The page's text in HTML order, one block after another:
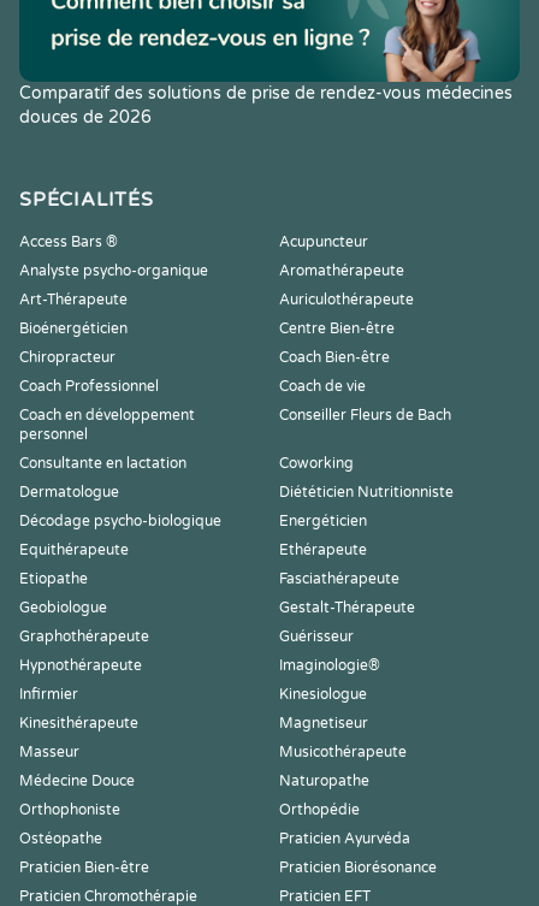
Comparatif des solutions de prise de rendez-vous médecines
douces de 2026
SPÉCIALITÉS
Access Bars ®
Acupuncteur
Analyste psycho-organique
Aromathérapeute
Art-Thérapeute
Auriculothérapeute
Bioénergéticien
Centre Bien-être
Chiropracteur
Coach Bien-être
Coach Professionnel
Coach de vie
Coach en développement
personnel
Conseiller Fleurs de Bach
Consultante en lactation
Coworking
Dermatologue
Diététicien Nutritionniste
Décodage psycho-biologique
Energéticien
Equithérapeute
Ethérapeute
Etiopathe
Fasciathérapeute
Geobiologue
Gestalt-Thérapeute
Graphothérapeute
Guérisseur
Hypnothérapeute
Imaginologie®
Infirmier
Kinesiologue
Kinesithérapeute
Magnetiseur
Masseur
Musicothérapeute
Médecine Douce
Naturopathe
Orthophoniste
Orthopédie
Ostéopathe
Praticien Ayurvéda
Praticien Bien-être
Praticien Biorésonance
Praticien Chromothérapie
Praticien EFT